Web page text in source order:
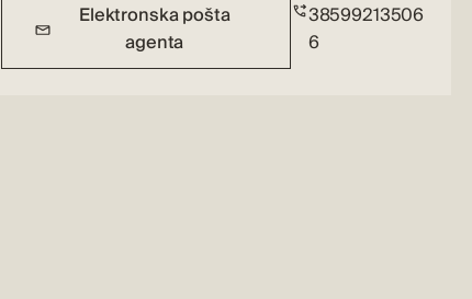
Elektronska pošta
agenta
38599213506
6